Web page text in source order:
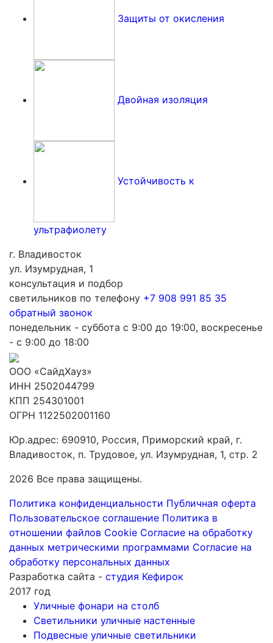
Защиты от окисления
Двойная изоляция
Устойчивость к
ультрафиолету
г. Владивосток
ул. Изумрудная, 1
консультация и подбор
светильников по телефону +7 908 991 85 35
обратный звонок
понедельник - суббота с 9:00 до 19:00, воскресенье
- с 9:00 до 18:00
ООО «СайдХауз»
ИНН 2502044799
КПП 254301001
ОГРН 1122502001160
Юр.адрес: 690910, Россия, Приморский край, г.
Владивосток, п. Трудовое, ул. Изумрудная, 1, стр. 2
2026 Все права защищены.
Политика конфиденциальности Публичная оферта
Пользовательское соглашение Политика в
отношении файлов Cookie Согласие на обработку
данных метрическими программами Согласие на
обработку персональных данных
Разработка сайта - студия Кефирок
2017 год
Уличные фонари на столб
Светильники уличные настенные
Подвесные уличные светильники